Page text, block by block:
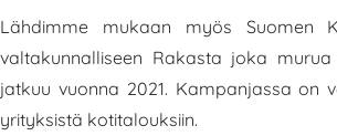
Lähdimme mukaan myös Suomen
valtakunnalliseen Rakasta joka
jatkuu vuonna 2021. Kampanjassa on
yrityksistä kotitalouksiin.